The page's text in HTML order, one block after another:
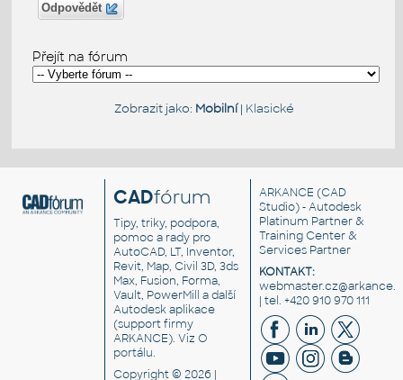
Odpovědět
Přejít na fórum
Zobrazit jako: Mobilní| Klasické
CADfórum
Tipy, triky, podpora,
pomoc a rady pro
AutoCAD, LT, Inventor,
Revit, Map, Civil 3D, 3ds
Max, Fusion, Forma,
Vault, PowerMill a další
Autodesk aplikace
(support firmy
ARKANCE). VizO
portálu.
Copyright © 2026 |
ARKANCE (CAD
Studio) - Autodesk
Platinum Partner &
Training Center &
Services Partner
KONTAKT:
| tel. +420 910 970 111